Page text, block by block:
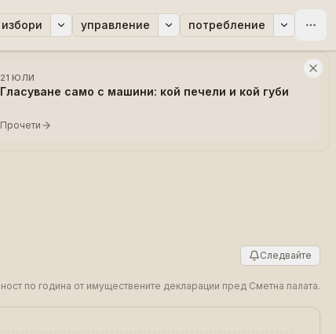
управление потребление
21 ЮЛИ
Гласуване само с машини: кой печели и кой губи
Прочети
Следвайте
по година от имуществените декларации пред Сметна палата.